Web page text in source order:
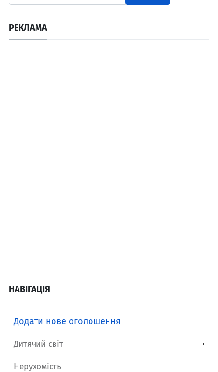
РЕКЛАМА
НАВІГАЦІЯ
Додати нове оголошення
Дитячий світ
Нерухомість